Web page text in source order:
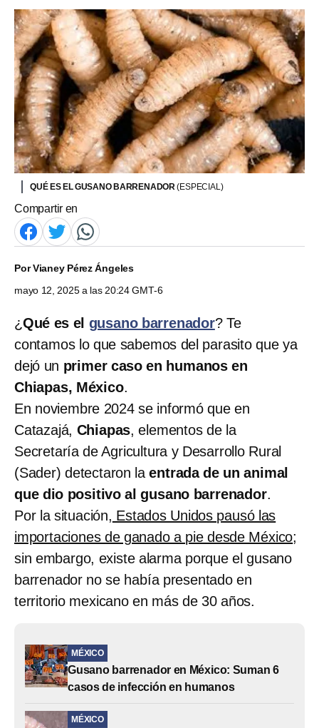
QUÉ ES EL GUSANO BARRENADOR(ESPECIAL)
Compartir en
PorVianey Pérez Ángeles
mayo 12, 2025 a las 20:24 GMT-6
¿Qué es el gusano barrenador? Te
contamos lo que sabemos del parasito que ya
dejó un primer caso en humanos en
Chiapas, México.
En noviembre 2024 se informó que en
Catazajá, Chiapas, elementos de la
Secretaría de Agricultura y Desarrollo Rural
(Sader) detectaron la entrada de un animal
que dio positivo al gusano barrenador.
Por la situación, Estados Unidos pausó las
importaciones de ganado a pie desde México;
sin embargo, existe alarma porque el gusano
barrenador no se había presentado en
territorio mexicano en más de 30 años.
MÉXICO
Gusano barrenador en México: Suman 6
casos de infección en humanos
MÉXICO